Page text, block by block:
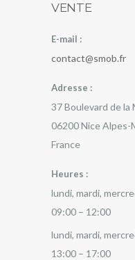
VENTE
E-mail :
contact@smob.fr
Adresse :
37 Boulevard de la
06200NiceAlpes-
France
Heures :
lundi, mardi,
09:00 – 12:00
lundi, mardi,
13:00 – 17:00